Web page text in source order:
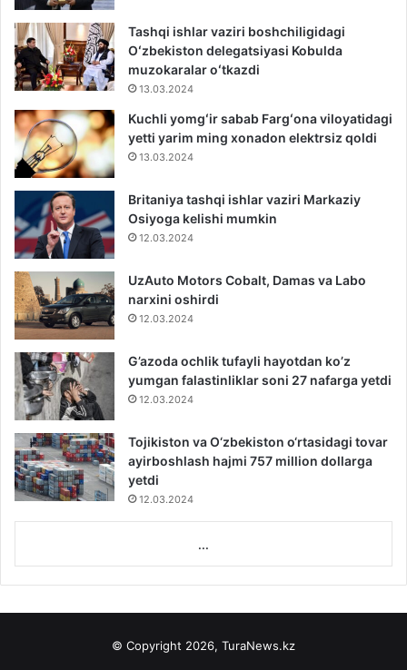
Tashqi ishlar vaziri boshchiligidagi
Oʻzbekiston delegatsiyasi Kobulda
muzokaralar oʻtkazdi
13.03.2024
Kuchli yomgʻir sabab Fargʻona viloyatidagi
yetti yarim ming xonadon elektrsiz qoldi
13.03.2024
Britaniya tashqi ishlar vaziri Markaziy
Osiyoga kelishi mumkin
12.03.2024
UzAuto Motors Cobalt, Damas va Labo
narxini oshirdi
12.03.2024
G’azoda ochlik tufayli hayotdan ko’z
yumgan falastinliklar soni 27 nafarga yetdi
12.03.2024
Tojikiston va O‘zbekiston o‘rtasidagi tovar
ayirboshlash hajmi 757 million dollarga
yetdi
12.03.2024
...
© Copyright 2026, TuraNews.kz